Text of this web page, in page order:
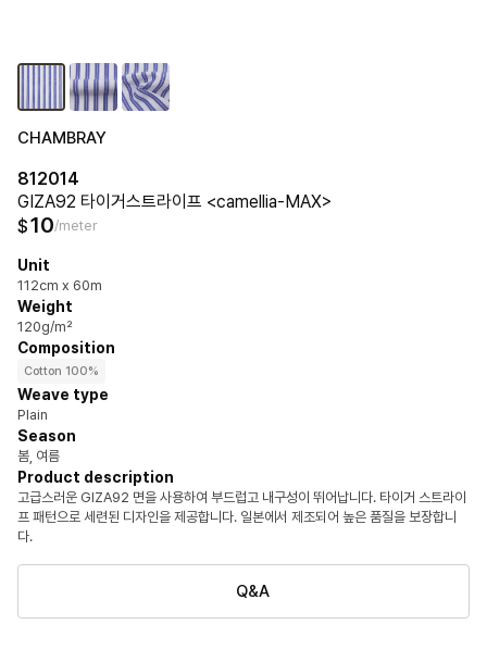
CHAMBRAY
812014
GIZA92 타이거스트라이프 <camellia-MAX>
$10/meter
Unit
112cm x 60m
Weight
120g/m²
Composition
Cotton 100%
Weave type
Plain
Season
봄, 여름
Product description
고급스러운 GIZA92 면을 사용하여 부드럽고 내구성이 뛰어납니다. 타이거 스트라이
프 패턴으로 세련된 디자인을 제공합니다. 일본에서 제조되어 높은 품질을 보장합니
다.
Q&A